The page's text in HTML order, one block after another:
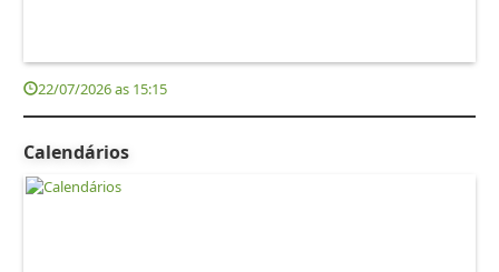
22/07/2026 as 15:15
Calendários